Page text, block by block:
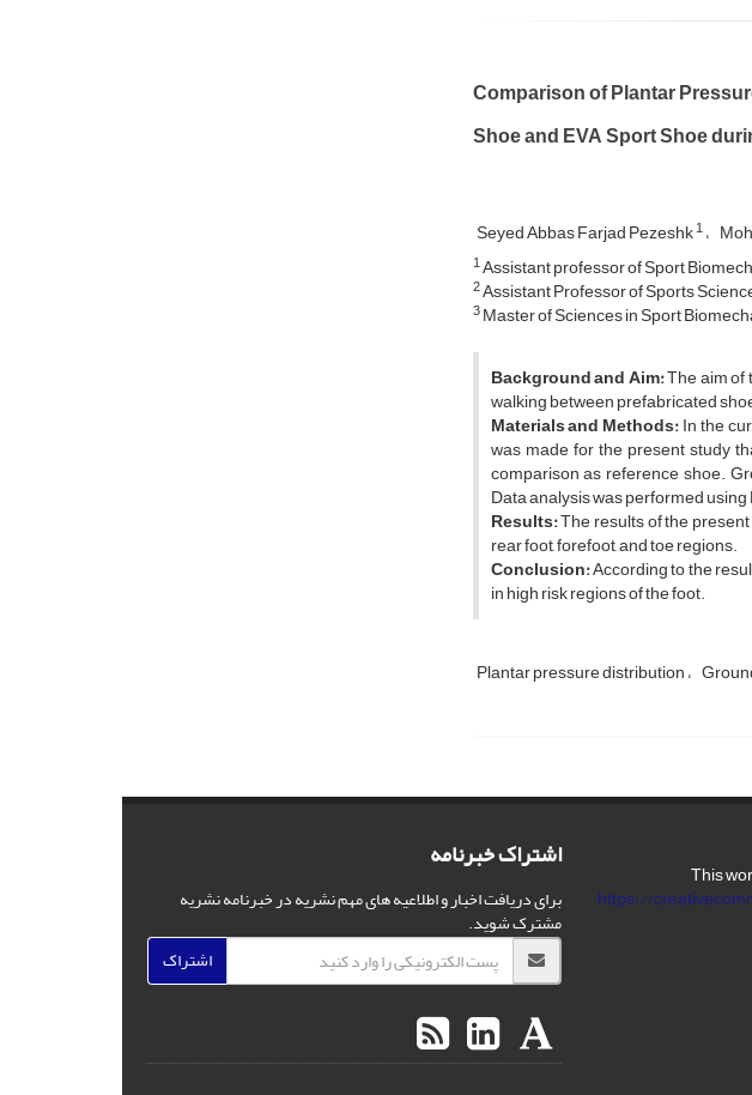
Comparison of Plantar
Shoe and EVA Sport Shoe
Seyed Abbas Farjad Pezeshk1
1Assistant professor of Sport
2Assistant Professor of Sports
3Master of Sciences in Sport
Background and Aim:The aim
walking between prefabricated
Materials and Methods:In the
was made for the present study
comparison as reference shoe.
Data analysis was performed
Results:The results of the
rear foot, forefoot, and toe regions.
Conclusion:According to the
in high risk regions of the foot.
Plantar pressure distribution
This
https://
اشتراک خبرنامه
برای دریافت اخبار و اطلاعیه های مهم نشریه در خبرنامه نشریه
مشترک شوید.
اشتراک